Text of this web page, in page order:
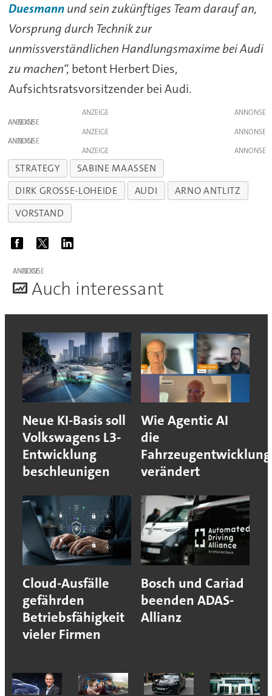
Duesmannund sein zukünftiges Team darauf an,
Vorsprung durch Technik zur
unmissverständlichen Handlungsmaxime bei Audi
zu machen“, betont Herbert Dies,
Aufsichtsratsvorsitzender bei Audi.
ANZEIGE
ANZEIGE
ANZEIGE
ANZEIGE
ANZEIGE
STRATEGY
SABINE MAASSEN
DIRK GROSSE-LOHEIDE
AUDI
ARNO ANTLITZ
VORSTAND
ANZEIGE
Auch interessant
Neue KI-Basis soll
Volkswagens L3-
Entwicklung
beschleunigen
Wie Agentic AI
die
Fahrzeugentwicklung
verändert
Cloud-Ausfälle
gefährden
Betriebsfähigkeit
vieler Firmen
Bosch und Cariad
beenden ADAS-
Allianz